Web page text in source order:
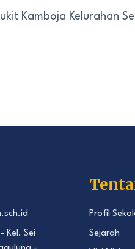
Kamboja Kelurahan
Kel. Sei
Profil
Sejarah